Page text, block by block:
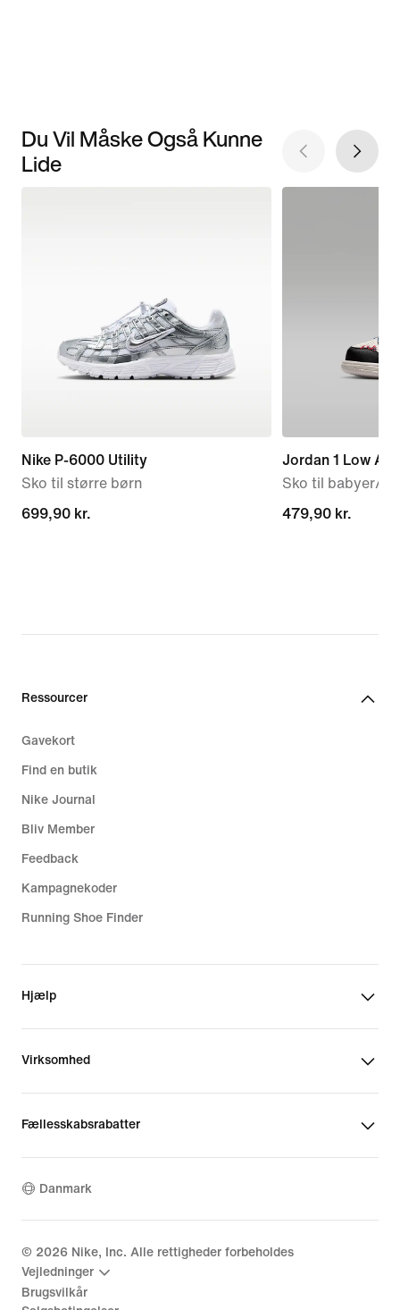
Du Vil Måske Også Kunne
Lide
Nike P-6000 Utility
Sko til større børn
699,90 kr.
699,90 kr.
Jordan 1 Low Alt
Sko til babyer/
479,90 kr.
479,90 kr.
Ressourcer
Gavekort
Find en butik
Nike Journal
Bliv Member
Feedback
Kampagnekoder
Running Shoe Finder
Hjælp
Virksomhed
Fællesskabsrabatter
Danmark
© 2026 Nike, Inc. Alle rettigheder forbeholdes
Vejledninger
Brugsvilkår